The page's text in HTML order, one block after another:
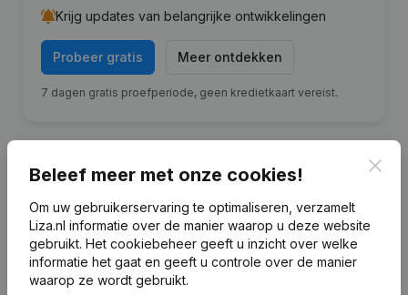
Krijg updates van belangrijke ontwikkelingen
Probeer gratis Meer ontdekken
7 dagen gratis proefperiode, geen kredietkaart vereist.
Financiële gegevensvan GX Group
Holding
2022
Beleef meer met onze cookies!
Om uw gebruikerservaring te optimaliseren, verzamelt
Liza.nl informatie over de manier waarop u deze website
gebruikt. Het cookiebeheer geeft u inzicht over welke
informatie het gaat en geeft u controle over de manier
waarop ze wordt gebruikt.